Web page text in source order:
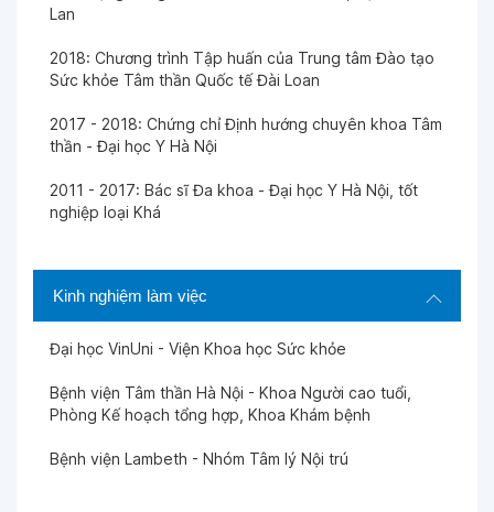
Lan
2018: Chương trình Tập huấn của Trung tâm Đào tạo
Sức khỏe Tâm thần Quốc tế Đài Loan
2017 - 2018: Chứng chỉ Định hướng chuyên khoa Tâm
thần - Đại học Y Hà Nội
2011 - 2017: Bác sĩ Đa khoa - Đại học Y Hà Nội, tốt
nghiệp loại Khá
Kinh nghiệm làm việc
Đại học VinUni - Viện Khoa học Sức khỏe
Bệnh viện Tâm thần Hà Nội - Khoa Người cao tuổi,
Phòng Kế hoạch tổng hợp, Khoa Khám bệnh
Bệnh viện Lambeth - Nhóm Tâm lý Nội trú